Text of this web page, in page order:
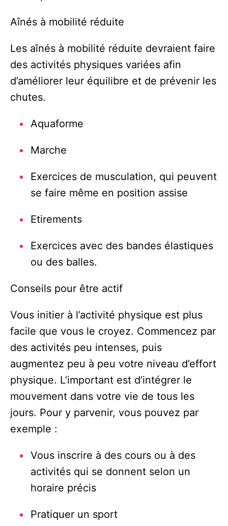
Aînés à mobilité réduite
Les aînés à mobilité réduite devraient faire
des activités physiques variées afin
d’améliorer leur équilibre et de prévenir les
chutes.
Aquaforme
Marche
Exercices de musculation, qui peuvent
se faire même en position assise
Etirements
Exercices avec des bandes élastiques
ou des balles.
Conseils pour être actif
Vous initier à l’activité physique est plus
facile que vous le croyez. Commencez par
des activités peu intenses, puis
augmentez peu à peu votre niveau d’effort
physique. L’important est d’intégrer le
mouvement dans votre vie de tous les
jours. Pour y parvenir, vous pouvez par
exemple :
Vous inscrire à des cours ou à des
activités qui se donnent selon un
horaire précis
Pratiquer un sport